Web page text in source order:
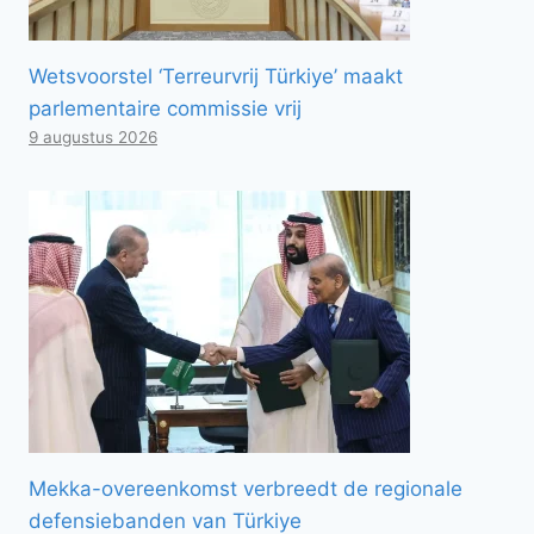
Wetsvoorstel ‘Terreurvrij Türkiye’ maakt
parlementaire commissie vrij
9 augustus 2026
Mekka-overeenkomst verbreedt de regionale
defensiebanden van Türkiye